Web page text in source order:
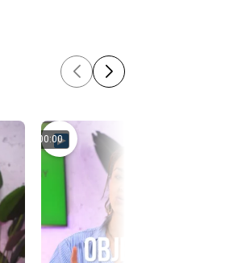
00:00